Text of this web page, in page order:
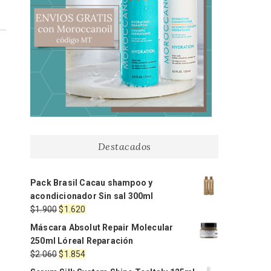
Destacados
Pack Brasil Cacau shampoo y
acondicionador Sin sal 300ml
$1.900El
precio
original
era:
$1.900.
$1.620
precio
actual
es:
$1.620.
Máscara Absolut Repair Molecular
250ml Lóreal Reparación
$2.060El
precio
$1.854El